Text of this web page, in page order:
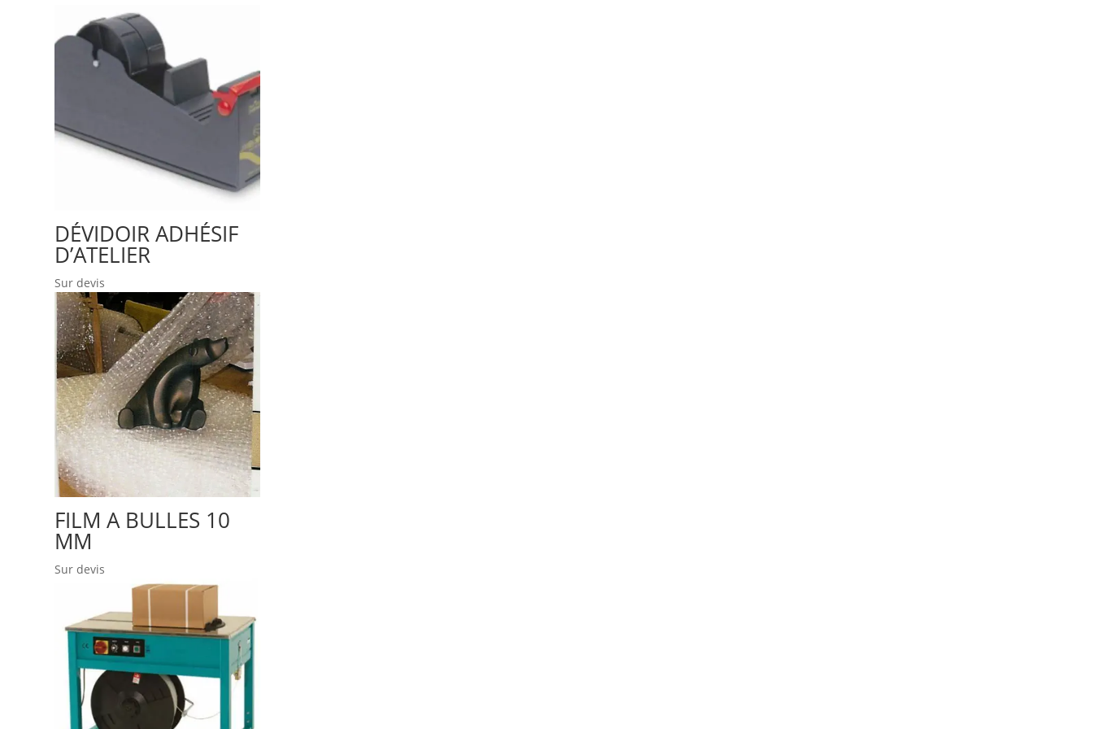
DÉVIDOIR ADHÉSIF
D’ATELIER
Sur devis
FILM A BULLES 10
MM
Sur devis